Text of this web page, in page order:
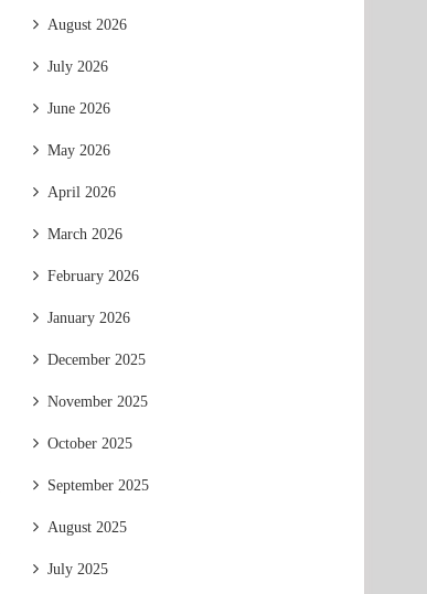
August 2026
July 2026
June 2026
May 2026
April 2026
March 2026
February 2026
January 2026
December 2025
November 2025
October 2025
September 2025
August 2025
July 2025